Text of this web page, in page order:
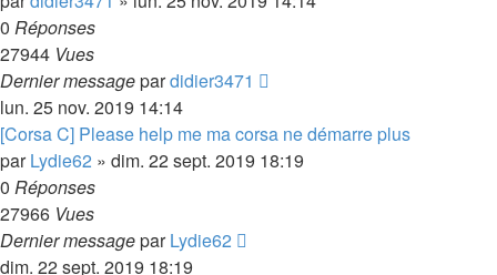
0 Réponses
27944 Vues
Dernier messagepardidier3471
lun. 25 nov. 2019 14:14
[Corsa C] Please help me ma corsa ne démarre plus
parLydie62 » dim. 22 sept. 2019 18:19
0 Réponses
27966 Vues
Dernier messageparLydie62
dim. 22 sept. 2019 18:19